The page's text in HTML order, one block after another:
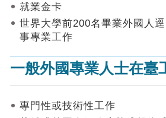
申
及
工
知
就業金卡
世界大學前200名畢業外國人
事專業工作
一般外國專業人士在臺
專門性或技術性工作